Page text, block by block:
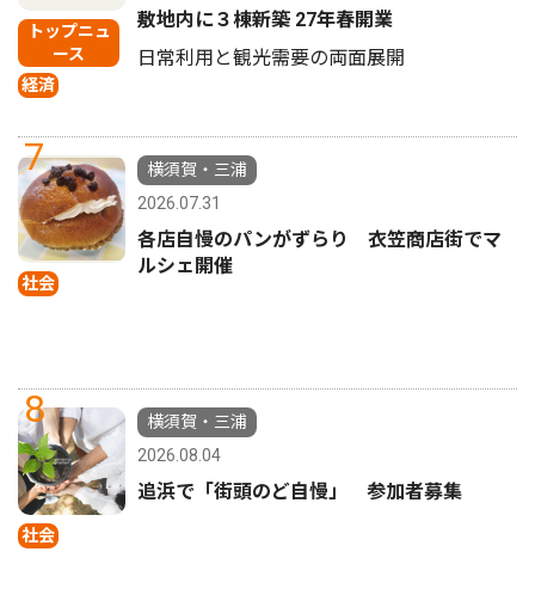
トップニュ
ース
経済
敷地内に３棟新築 27年春開業
日常利用と観光需要の両面展開
7
社会
横須賀・三浦
2026.07.31
各店自慢のパンがずらり 衣笠商店街でマ
ルシェ開催
8
社会
横須賀・三浦
2026.08.04
追浜で「街頭のど自慢」 参加者募集